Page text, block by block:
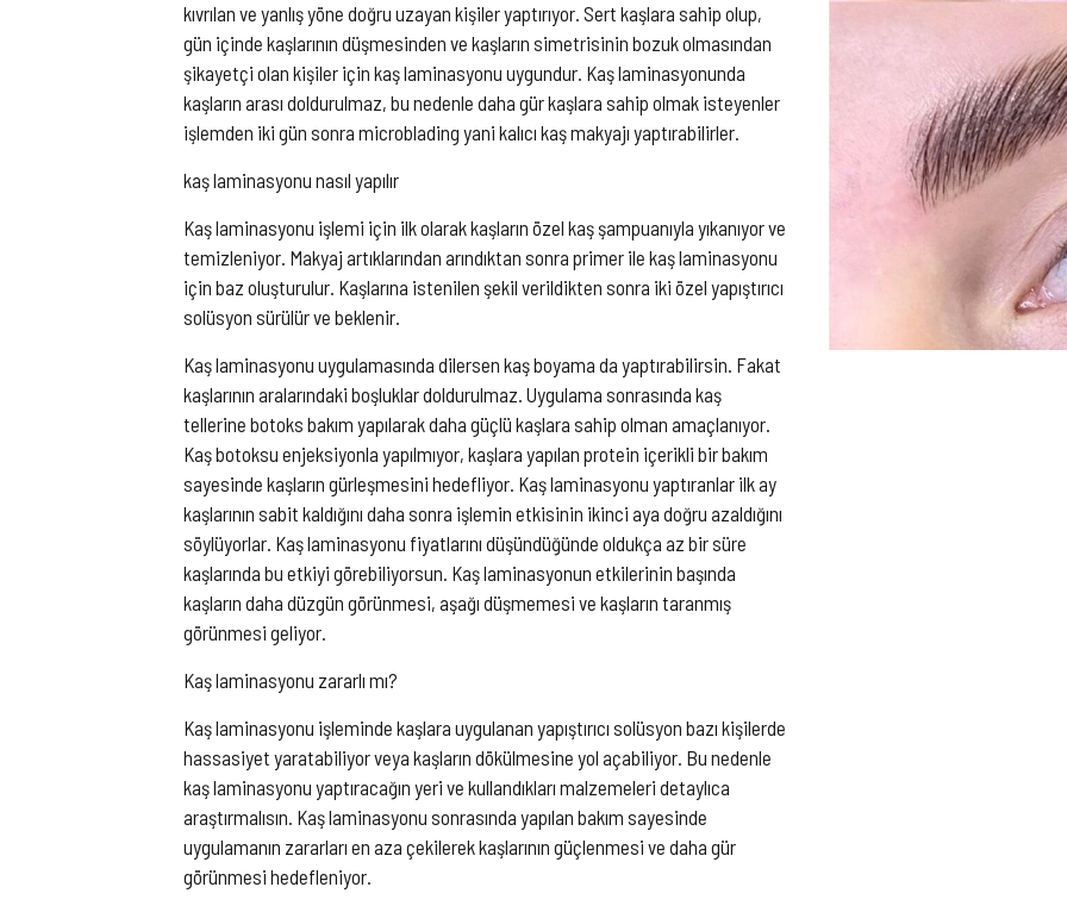
kıvrılan ve yanlış yöne doğru uzayan kişiler yaptırıyor. Sert kaşlara sahip olup,
gün içinde kaşlarının düşmesinden ve kaşların simetrisinin bozuk olmasından
şikayetçi olan kişiler için kaş laminasyonu uygundur. Kaş laminasyonunda
kaşların arası doldurulmaz, bu nedenle daha gür kaşlara sahip olmak isteyenler
işlemden iki gün sonra microblading yani kalıcı kaş makyajı yaptırabilirler.
kaş laminasyonu nasıl yapılır
Kaş laminasyonu işlemi için ilk olarak kaşların özel kaş şampuanıyla yıkanıyor ve
temizleniyor. Makyaj artıklarından arındıktan sonra primer ile kaş laminasyonu
için baz oluşturulur. Kaşlarına istenilen şekil verildikten sonra iki özel yapıştırıcı
solüsyon sürülür ve beklenir.
Kaş laminasyonu uygulamasında dilersen kaş boyama da yaptırabilirsin. Fakat
kaşlarının aralarındaki boşluklar doldurulmaz. Uygulama sonrasında kaş
tellerine botoks bakım yapılarak daha güçlü kaşlara sahip olman amaçlanıyor.
Kaş botoksu enjeksiyonla yapılmıyor, kaşlara yapılan protein içerikli bir bakım
sayesinde kaşların gürleşmesini hedefliyor. Kaş laminasyonu yaptıranlar ilk ay
kaşlarının sabit kaldığını daha sonra işlemin etkisinin ikinci aya doğru azaldığını
söylüyorlar. Kaş laminasyonu fiyatlarını düşündüğünde oldukça az bir süre
kaşlarında bu etkiyi görebiliyorsun. Kaş laminasyonun etkilerinin başında
kaşların daha düzgün görünmesi, aşağı düşmemesi ve kaşların taranmış
görünmesi geliyor.
Kaş laminasyonu zararlı mı?
Kaş laminasyonu işleminde kaşlara uygulanan yapıştırıcı solüsyon bazı kişilerde
hassasiyet yaratabiliyor veya kaşların dökülmesine yol açabiliyor. Bu nedenle
kaş laminasyonu yaptıracağın yeri ve kullandıkları malzemeleri detaylıca
araştırmalısın. Kaş laminasyonu sonrasında yapılan bakım sayesinde
uygulamanın zararları en aza çekilerek kaşlarının güçlenmesi ve daha gür
görünmesi hedefleniyor.